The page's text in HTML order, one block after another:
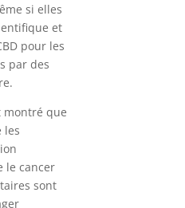
si elles
et
pour les
par des
montré que
les
le cancer
sont